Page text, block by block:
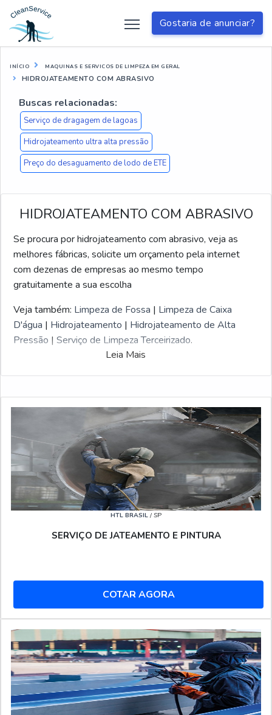
Gostaria de anunciar?
INÍCIO MAQUINAS E SERVICOS DE LIMPEZA EM GERAL
HIDROJATEAMENTO COM ABRASIVO
Buscas relacionadas:
Serviço de dragagem de lagoas
Hidrojateamento ultra alta pressão
Preço do desaguamento de lodo de ETE
HIDROJATEAMENTO COM ABRASIVO
Se procura por hidrojateamento com abrasivo, veja as
melhores fábricas, solicite um orçamento pela internet
com dezenas de empresas ao mesmo tempo
gratuitamente a sua escolha
Veja também: Limpeza de Fossa | Limpeza de Caixa
D'água | Hidrojateamento | Hidrojateamento de Alta
Pressão | Serviço de Limpeza Terceirizado.
Leia Mais
HTL BRASIL / SP
SERVIÇO DE JATEAMENTO E PINTURA
COTAR AGORA